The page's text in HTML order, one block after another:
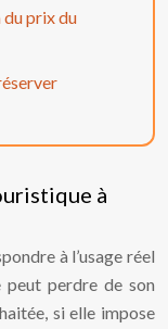
du prix du
à
à l’usage réel
peut perdre de son
si elle impose